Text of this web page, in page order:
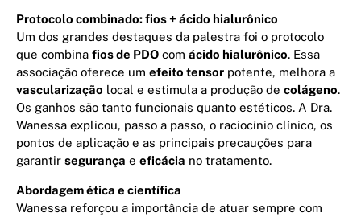
Protocolo combinado: fios + ácido hialurônico
Um dos grandes destaques da palestra foi o protocolo
que combina fios de PDO com ácido hialurônico. Essa
associação oferece um efeito tensor potente, melhora a
vascularização local e estimula a produção de colágeno.
Os ganhos são tanto funcionais quanto estéticos. A Dra.
Wanessa explicou, passo a passo, o raciocínio clínico, os
pontos de aplicação e as principais precauções para
garantir segurança e eficácia no tratamento.
Abordagem ética e científica
Wanessa reforçou a importância de atuar sempre com